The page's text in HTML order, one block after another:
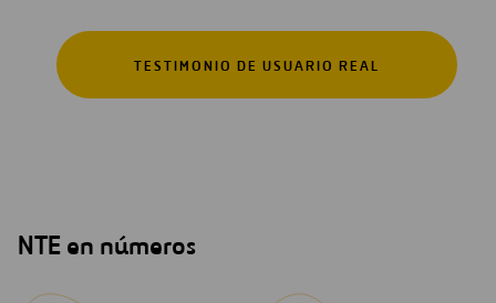
TESTIMONIO DE USUARIO REAL
NTE en números